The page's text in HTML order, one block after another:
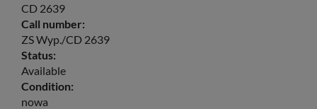
CD 2639
Call number:
ZS Wyp./CD 2639
Status:
Available
Condition:
nowa